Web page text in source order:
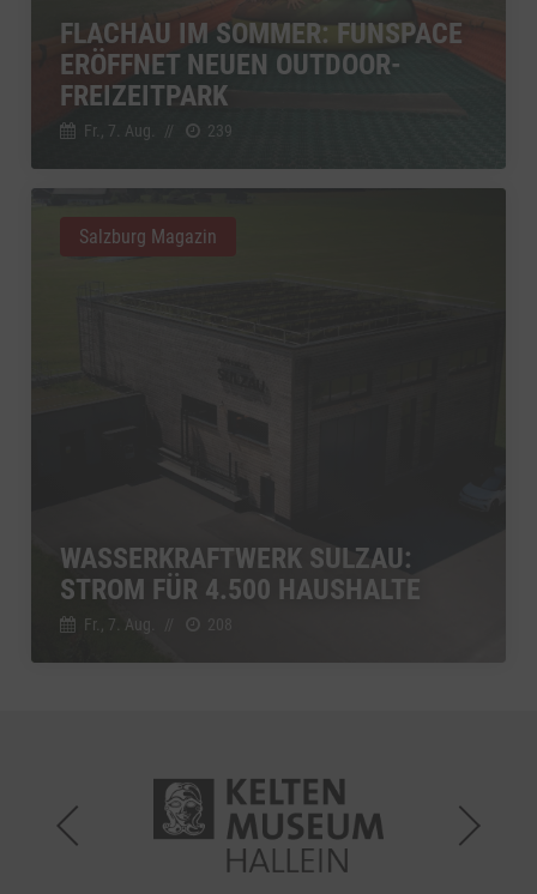
FLACHAU IM SOMMER: FUNSPACE
ERÖFFNET NEUEN OUTDOOR-
FREIZEITPARK
Fr., 7. Aug. // 239
WASSERKRAFTWERK SULZAU:
STROM FÜR 4.500 HAUSHALTE
Fr., 7. Aug.
Salzburg Magazin